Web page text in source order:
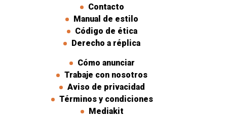
Contacto
Manual de estilo
Código de ética
Derecho a réplica
Cómo anunciar
Trabaje con nosotros
Aviso de privacidad
Términos y condiciones
Mediakit